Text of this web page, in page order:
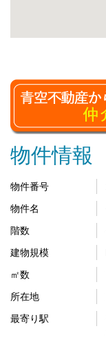
物件情報
物件番号
物件名
階数
建物規模
㎡数
所在地
最寄り駅